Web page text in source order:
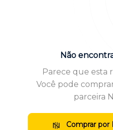
Não
Parece que esta
Você pode
parceira
Comprar por